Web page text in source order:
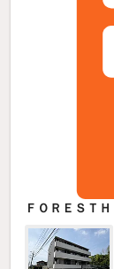
ＦＯＲＥＳＴ